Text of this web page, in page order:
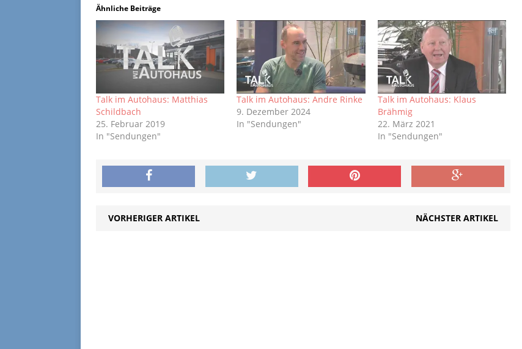
Ähnliche Beiträge
Talk im Autohaus: Matthias
Schildbach
25. Februar 2019
In "Sendungen"
Talk im Autohaus: Andre Rinke
9. Dezember 2024
In "Sendungen"
Talk im Autohaus: Klaus
Brähmig
22. März 2021
In "Sendungen"
VORHERIGER ARTIKEL NÄCHSTER ARTIKEL